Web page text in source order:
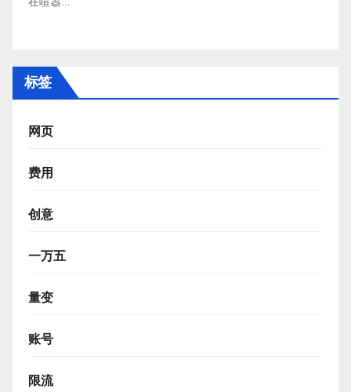
标签
网页
费用
创意
一万五
量变
账号
限流